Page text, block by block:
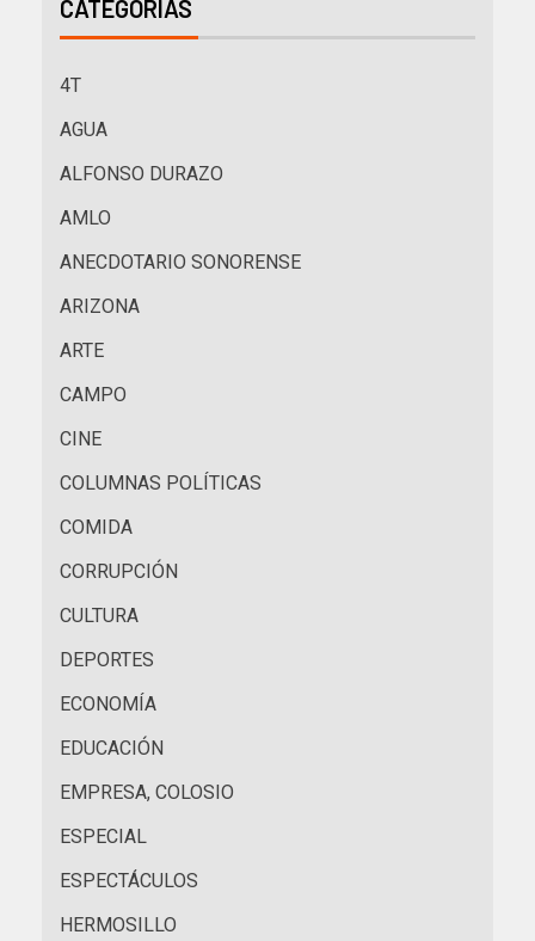
CATEGORÍAS
4T
AGUA
ALFONSO DURAZO
AMLO
ANECDOTARIO SONORENSE
ARIZONA
ARTE
CAMPO
CINE
COLUMNAS POLÍTICAS
COMIDA
CORRUPCIÓN
CULTURA
DEPORTES
ECONOMÍA
EDUCACIÓN
EMPRESA, COLOSIO
ESPECIAL
ESPECTÁCULOS
HERMOSILLO